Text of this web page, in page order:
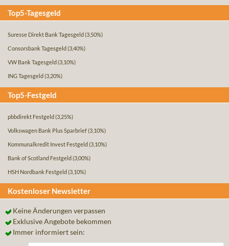
Top5-Tagesgeld
Suresse Direkt Bank Tagesgeld (3,50%)
Consorsbank Tagesgeld (3,40%)
VW Bank Tagesgeld (3,10%)
ING Tagesgeld (3,20%)
Top5-Festgeld
pbbdirekt Festgeld (3,25%)
Volkswagen Bank Plus Sparbrief(3,10%)
Kommunalkredit Invest Festgeld (3,10%)
Bank of Scotland Festgeld (3,00%)
HSH Nordbank Festgeld (3,10%)
Kostenloser Newsletter
Keine Änderungen verpassen
Exklusive Angebote bekommen
Immer informiert sein: